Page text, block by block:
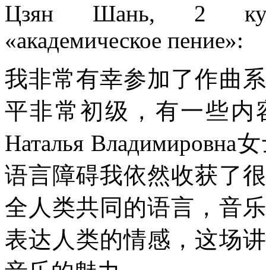
Цзян Шань, 2
«академическое пение»:
我非常有幸参加了作曲
平非常初级，有一些内
Наталья Владимировна
语言障碍我依然收获了
全人类共同的语言，音
表达人类的情感，这场